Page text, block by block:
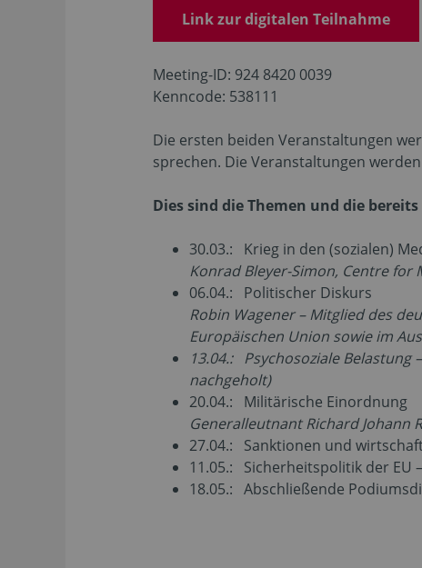
Link zur digitalen Teilnahme
Meeting-ID: 924 8420 0039
Kenncode: 538111
Die ersten beiden Veranstaltungen
sprechen. Die Veranstaltungen
Dies sind die Themen und die
30.03.: Krieg in den (sozialen)
Konrad Bleyer-Simon, Centre for
06.04.: Politischer Diskurs
Robin Wagener – Mitglied des
Europäischen Union sowieim
13.04.: Psychosoziale
nachgeholt)
20.04.: Militärische Einordnung
Generalleutnant Richard Johann
27.04.: Sanktionen und
11.05.: Sicherheitspolitik der EU
18.05.: Abschließende